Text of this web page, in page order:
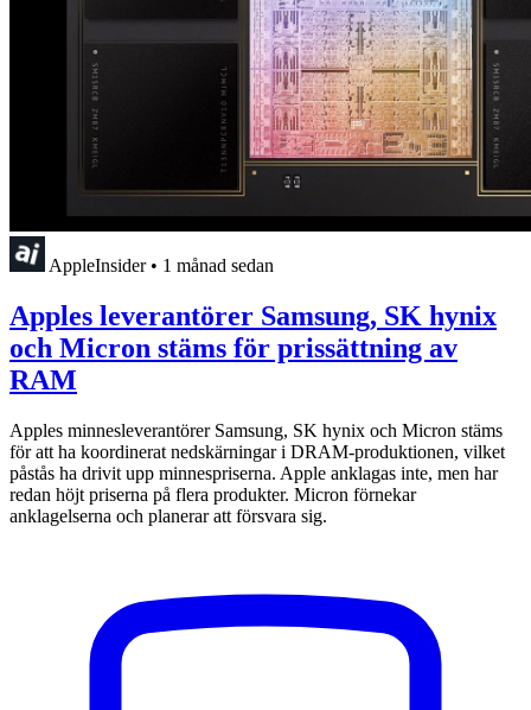
AppleInsider • 1 månad sedan
Apples leverantörer Samsung, SK hynix
och Micron stäms för prissättning av
RAM
Apples minnesleverantörer Samsung, SK hynix och Micron stäms
för att ha koordinerat nedskärningar i DRAM-produktionen, vilket
påstås ha drivit upp minnespriserna. Apple anklagas inte, men har
redan höjt priserna på flera produkter. Micron förnekar
anklagelserna och planerar att försvara sig.